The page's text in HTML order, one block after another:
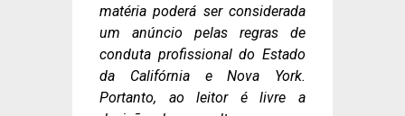
matéria poderá ser considerada
um anúncio pelas regras de
conduta profissional do Estado
da Califórnia e Nova York.
Portanto, ao leitor é livre a